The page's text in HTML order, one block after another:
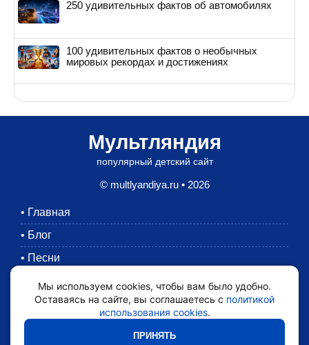
250 удивительных фактов об автомобилях
100 удивительных фактов о необычных
мировых рекордах и достижениях
Мультляндия
популярный детский сайт
© multlyandiya.ru • 2026
• Главная
• Блог
• Песни
Раскраски
Картинки
•
Мы используем cookies, чтобы вам было удобно.
Оставаясь на сайте, вы соглашаетесь с политикой
использования cookies.
ПРИНЯТЬ